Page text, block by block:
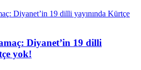
Diyanet’in 19 dilli
yok!